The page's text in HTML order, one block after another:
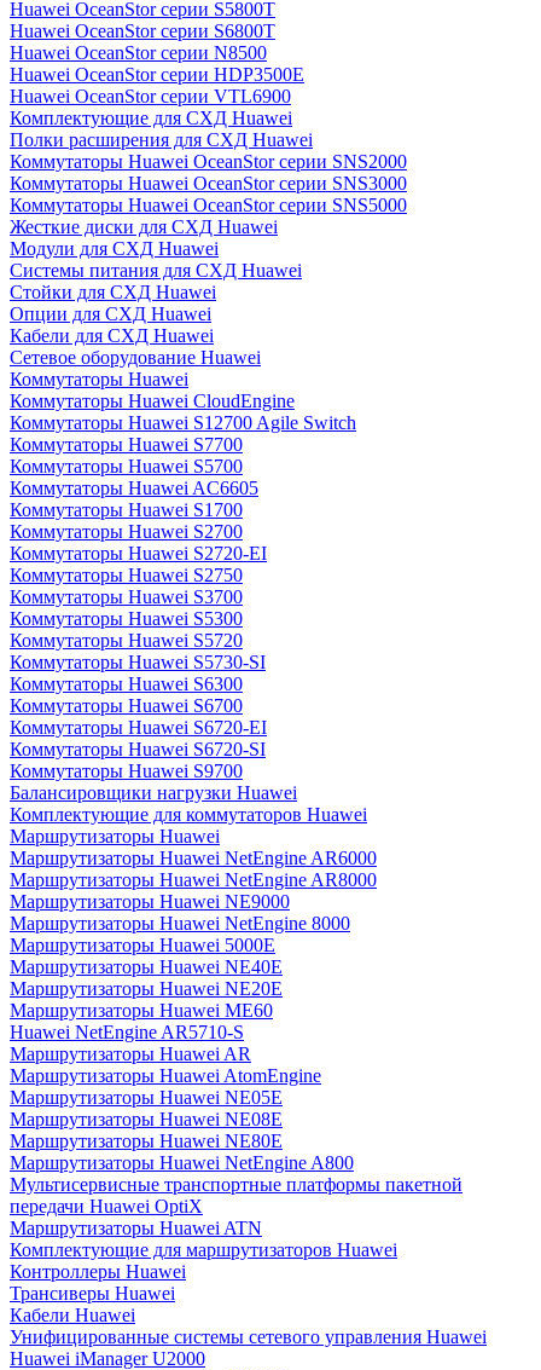
Huawei OceanStor серии S5800T
Huawei OceanStor серии S6800T
Huawei OceanStor серии N8500
Huawei OceanStor серии HDP3500E
Huawei OceanStor серии VTL6900
Комплектующие для СХД Huawei
Полки расширения для СХД Huawei
Коммутаторы Huawei OceanStor серии SNS2000
Коммутаторы Huawei OceanStor серии SNS3000
Коммутаторы Huawei OceanStor серии SNS5000
Жесткие диски для СХД Huawei
Модули для СХД Huawei
Системы питания для СХД Huawei
Стойки для СХД Huawei
Опции для СХД Huawei
Кабели для СХД Huawei
Сетевое оборудование Huawei
Коммутаторы Huawei
Коммутаторы Huawei CloudEngine
Коммутаторы Huawei S12700 Agile Switch
Коммутаторы Huawei S7700
Коммутаторы Huawei S5700
Коммутаторы Huawei AC6605
Коммутаторы Huawei S1700
Коммутаторы Huawei S2700
Коммутаторы Huawei S2720-EI
Коммутаторы Huawei S2750
Коммутаторы Huawei S3700
Коммутаторы Huawei S5300
Коммутаторы Huawei S5720
Коммутаторы Huawei S5730-SI
Коммутаторы Huawei S6300
Коммутаторы Huawei S6700
Коммутаторы Huawei S6720-EI
Коммутаторы Huawei S6720-SI
Коммутаторы Huawei S9700
Балансировщики нагрузки Huawei
Комплектующие для коммутаторов Huawei
Маршрутизаторы Huawei
Маршрутизаторы Huawei NetEngine AR6000
Маршрутизаторы Huawei NetEngine AR8000
Маршрутизаторы Huawei NE9000
Маршрутизаторы Huawei NetEngine 8000
Маршрутизаторы Huawei 5000E
Маршрутизаторы Huawei NE40E
Маршрутизаторы Huawei NE20E
Маршрутизаторы Huawei ME60
Huawei NetEngine AR5710-S
Маршрутизаторы Huawei AR
Маршрутизаторы Huawei AtomEngine
Маршрутизаторы Huawei NE05E
Маршрутизаторы Huawei NE08E
Маршрутизаторы Huawei NE80E
Маршрутизаторы Huawei NetEngine A800
Мультисервисные транспортные платформы пакетной
передачи Huawei OptiX
Маршрутизаторы Huawei ATN
Комплектующие для маршрутизаторов Huawei
Контроллеры Huawei
Трансиверы Huawei
Кабели Huawei
Унифицированные системы сетевого управления Huawei
Huawei iManager U2000